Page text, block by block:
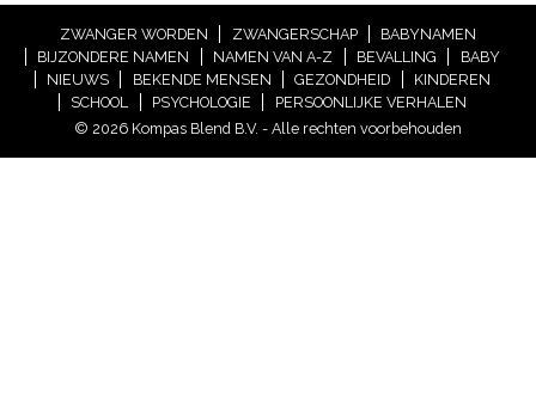
ZWANGER WORDEN ZWANGERSCHAP
BABYNAMEN
BIJZONDERE NAMEN
NAMEN VAN A-Z BEVALLING
BABY
NIEUWS
BEKENDE MENSEN GEZONDHEID
KINDEREN
SCHOOL
PSYCHOLOGIE
PERSOONLIJKE VERHALEN
© 2026 Kompas Blend B.V. - Alle rechten voorbehouden